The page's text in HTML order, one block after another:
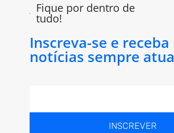
Fique por dentro de
tudo!
Inscreva-se e receba
notícias sempre
INSCREVER